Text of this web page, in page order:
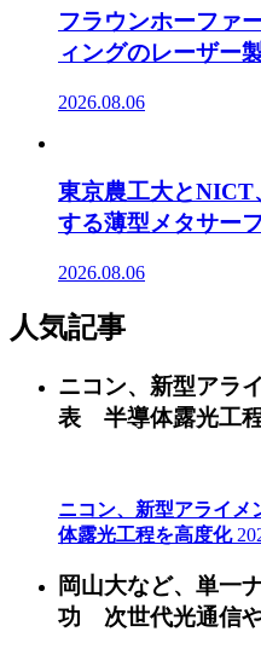
フラウンホーファ
ィングのレーザー
2026.08.06
東京農工大とNICT
する薄型メタサー
2026.08.06
人気記事
ニコン、新型アラ
表 半導体露光工
ニコン、新型アライ
体露光工程を高度化
岡山大など、単一
功 次世代光通信